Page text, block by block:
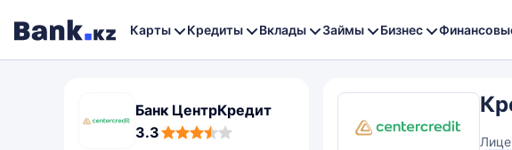
Карты Кредиты Вклады Займы Бизнес
Банк ЦентрКредит
3.3
3,3